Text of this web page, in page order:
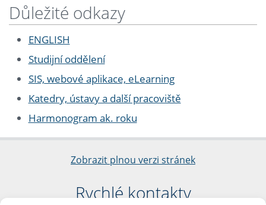
Důležité odkazy
ENGLISH
Studijní oddělení
SIS, webové aplikace, eLearning
Katedry, ústavy a další pracoviště
Harmonogram ak. roku
Zobrazit plnou verzi stránek
Rychlé kontakty